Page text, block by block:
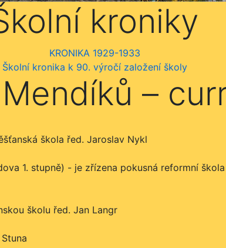
kroniky
KRONIKA 1929-1933
Školní kronika k 90. výročí založení školy
–
škola řed. Jaroslav Nykl
1. stupně) - je zřízena pokusná reformní
školu řed. Jan Langr